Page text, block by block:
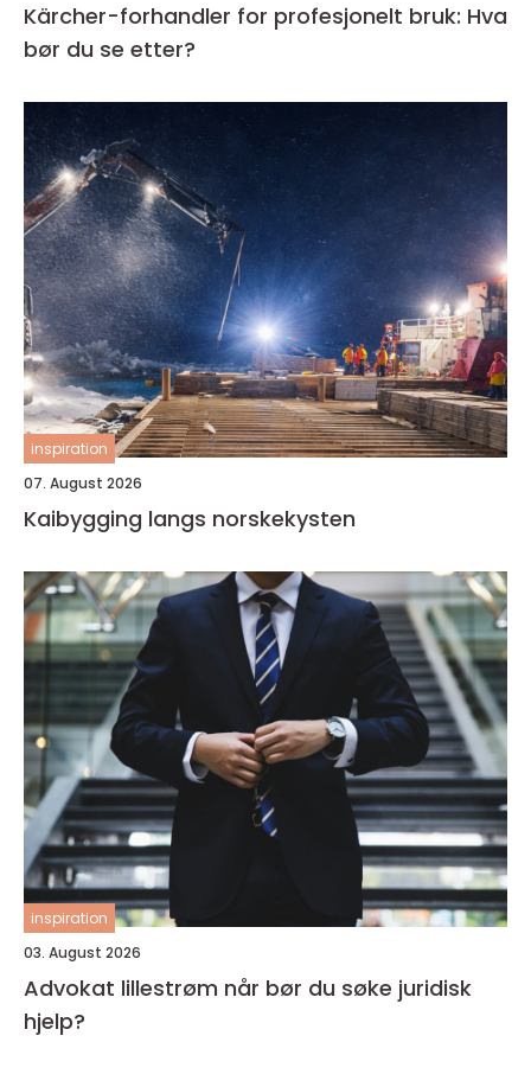
Kärcher-forhandler for profesjonelt bruk: Hva
bør du se etter?
inspiration
07. August 2026
Kaibygging langs norskekysten
inspiration
03. August 2026
Advokat lillestrøm når bør du søke juridisk
hjelp?